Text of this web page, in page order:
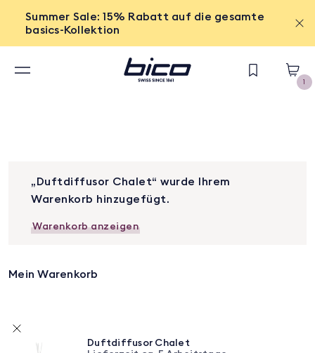
Summer Sale: 15% Rabatt auf die gesamte
basics-Kollektion
1
„Duftdiffusor Chalet“ wurde Ihrem
Warenkorb hinzugefügt.
Warenkorb anzeigen
Mein Warenkorb
Duftdiffusor Chalet